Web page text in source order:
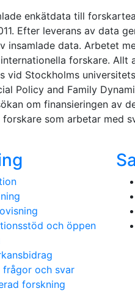
enkätdata till
Efter leverans av data
insamlade data. Arbetet
forskare. Allt
Stockholms
Policy and Family
om finansieringen av
som arbetar med
och öppen
frågor och svar
forskning